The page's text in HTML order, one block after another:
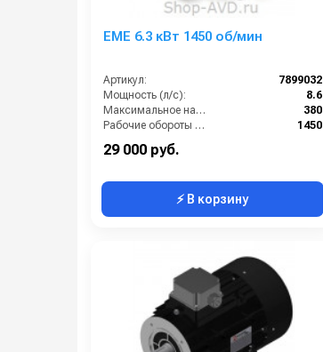
EME 6.3 кВт 1450 об/мин
Артикул:
7899032
Мощность (л/с):
8.6
Максимальное напряжение (В):
380
Рабочие обороты вала (об/мин):
1450
29 000 руб.
⚡ В корзину